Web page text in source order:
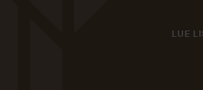
LUE